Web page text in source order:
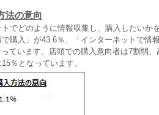
法の意向
でどのように情報収集し、購入したいか
購入」が43.6％、「インターネットで情
ています。店頭での購入意向者は7割弱
％となっています。